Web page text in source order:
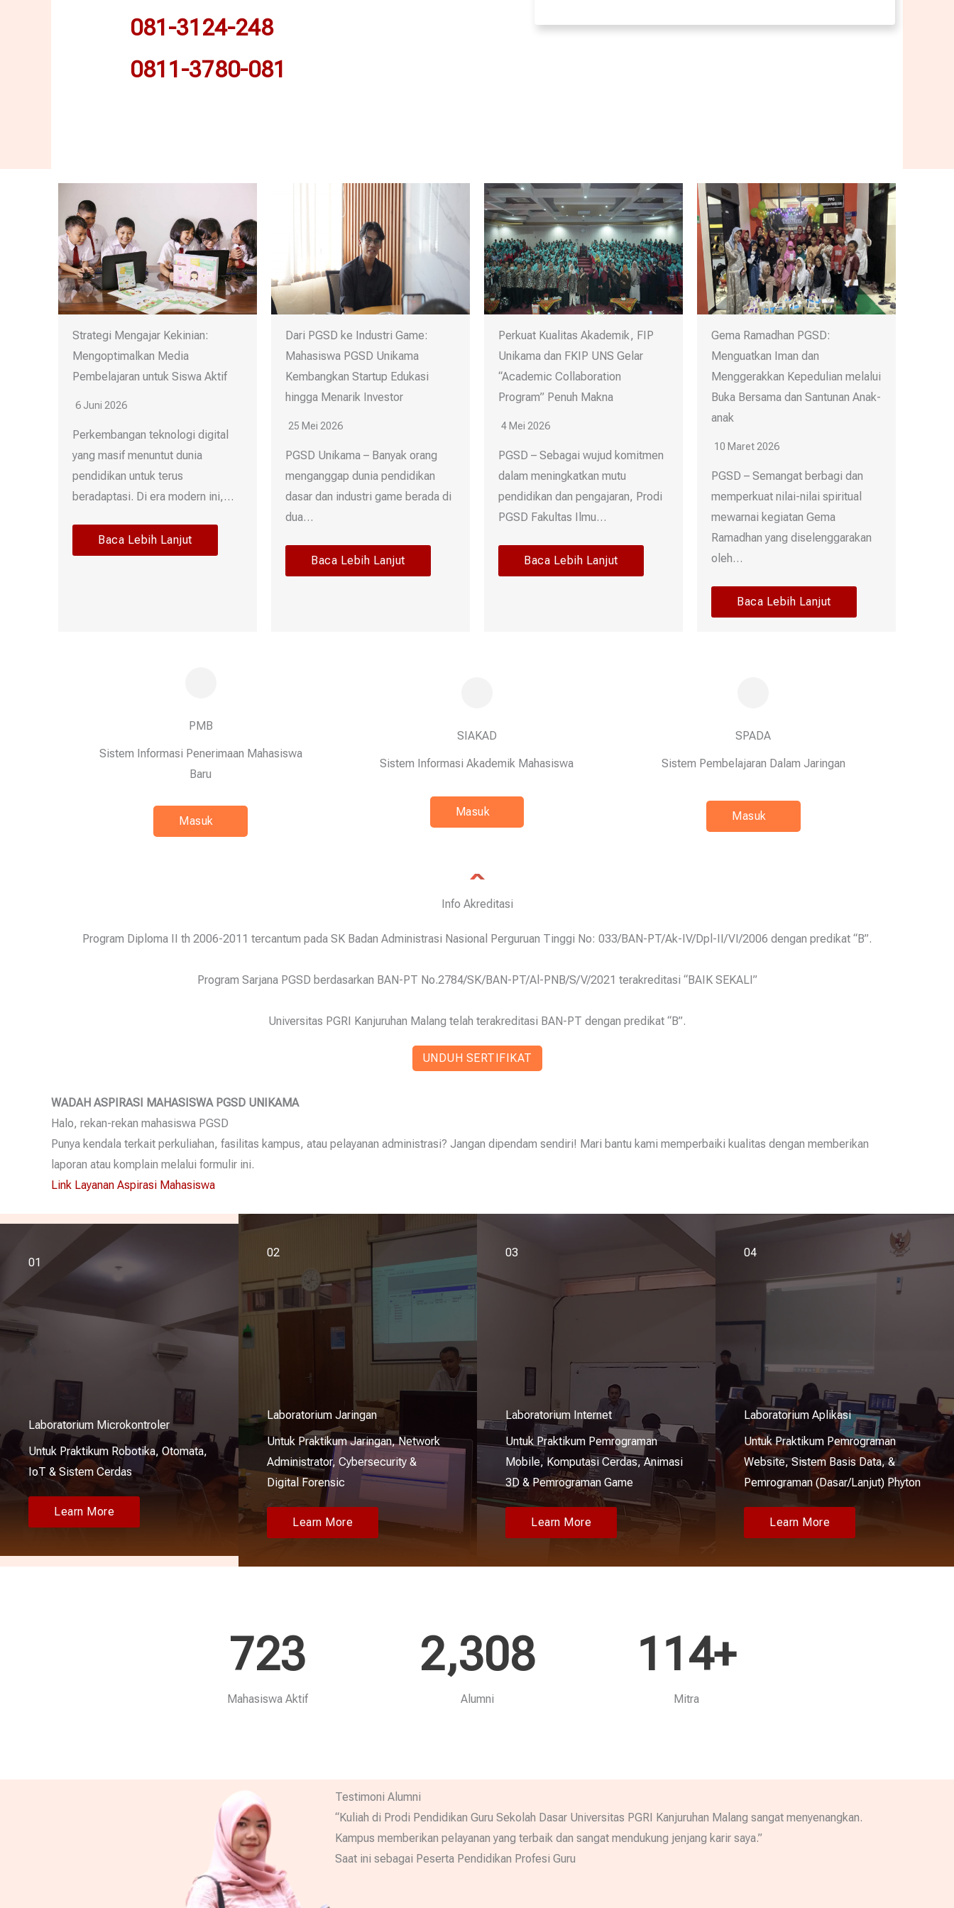
081-3124-248
0811-3780-081
Strategi Mengajar Kekinian:
Mengoptimalkan Media
Pembelajaran untuk Siswa Aktif
6 Juni 2026
Perkembangan teknologi digital
yang masif menuntut dunia
pendidikan untuk terus
beradaptasi. Di era modern ini,…
Baca Lebih Lanjut
Dari PGSD ke Industri Game:
Mahasiswa PGSD Unikama
Kembangkan Startup Edukasi
hingga Menarik Investor
25 Mei 2026
PGSD Unikama – Banyak orang
menganggap dunia pendidikan
dasar dan industri game berada di
dua…
Baca Lebih Lanjut
Perkuat Kualitas Akademik, FIP
Unikama dan FKIP UNS Gelar
“Academic Collaboration
Program” Penuh Makna
4 Mei 2026
PGSD – Sebagai wujud komitmen
dalam meningkatkan mutu
pendidikan dan pengajaran, Prodi
PGSD Fakultas Ilmu…
Baca Lebih Lanjut
Gema Ramadhan PGSD:
Menguatkan Iman dan
Menggerakkan Kepedulian melalui
Buka Bersama dan Santunan Anak-
anak
10 Maret 2026
PGSD – Semangat berbagi dan
memperkuat nilai-nilai spiritual
mewarnai kegiatan Gema
Ramadhan yang diselenggarakan
oleh…
Baca Lebih Lanjut
PMB
Sistem Informasi Penerimaan Mahasiswa
Baru
Masuk
SIAKAD
Sistem Informasi Akademik Mahasiswa
Masuk
SPADA
Sistem Pembelajaran Dalam Jaringan
Masuk
Info Akreditasi
Program Diploma II th 2006-2011 tercantum pada SK Badan Administrasi Nasional Perguruan Tinggi No: 033/BAN-PT/Ak-IV/Dpl-II/VI/2006 dengan predikat “B”.
Program Sarjana PGSD berdasarkan BAN-PT No.2784/SK/BAN-PT/Al-PNB/S/V/2021 terakreditasi “BAIK SEKALI”
Universitas PGRI Kanjuruhan Malang telah terakreditasi BAN-PT dengan predikat “B”.
UNDUH SERTIFIKAT
WADAH ASPIRASI MAHASISWA PGSD UNIKAMA
Halo, rekan-rekan mahasiswa PGSD
Punya kendala terkait perkuliahan, fasilitas kampus, atau pelayanan administrasi? Jangan dipendam sendiri! Mari bantu kami memperbaiki kualitas dengan memberikan
laporan atau komplain melalui formulir ini.
Link Layanan Aspirasi Mahasiswa
01
Laboratorium Microkontroler
Untuk Praktikum Robotika, Otomata,
IoT & Sistem Cerdas
Learn More
02
Laboratorium Jaringan
Untuk Praktikum Jaringan, Network
Administrator, Cybersecurity &
Digital Forensic
Learn More
03
Laboratorium Internet
Untuk Praktikum Pemrograman
Mobile, Komputasi Cerdas, Animasi
3D & Pemrograman Game
Learn More
04
Laboratorium Aplikasi
Untuk Praktikum Pemrograman
Website, Sistem Basis Data, &
Pemrograman (Dasar/Lanjut) Phyton
Learn More
723
Mahasiswa Aktif
2,308
Alumni
114+
Mitra
Testimoni Alumni
“Kuliah di Prodi Pendidikan Guru Sekolah Dasar Universitas PGRI Kanjuruhan Malang sangat menyenangkan.
Kampus memberikan pelayanan yang terbaik dan sangat mendukung jenjang karir saya.”​
Saat ini sebagai Peserta Pendidikan Profesi Guru